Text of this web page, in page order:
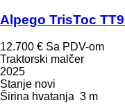
Alpego TrisToc
12.700 € Sa PDV-om
Traktorski malčer
2025
Stanje novi
Širina hvatanja 3 m